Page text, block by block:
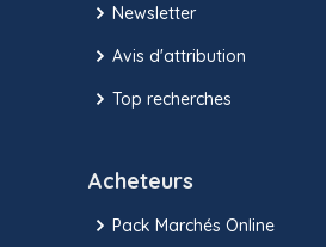
Newsletter
Avis d'attribution
Top recherches
Acheteurs
Pack Marchés Online